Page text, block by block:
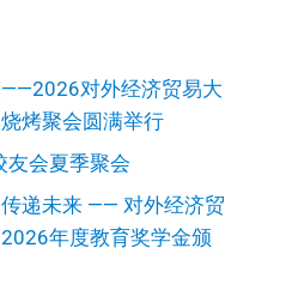
对外经济贸易大
烤聚会圆满举行
友会夏季聚会
递未来 —— 对外经济贸
年度教育奖学金颁